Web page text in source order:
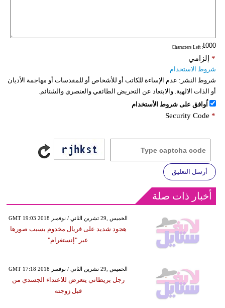
: Characters Left
إلزامي *
شروط الاستخدام
شروط النشر: عدم الإساءة للكاتب أو للأشخاص أو للمقدسات أو مهاجمة الأديان
أو الذات الالهية. والابتعاد عن التحريض الطائفي والعنصري والشتائم.
اُوافق على شروط الأستخدام
Security Code *
أرسل التعليق
أخبار ذات صلة
GMT 19:03 2018 الخميس ,29 تشرين الثاني / نوفمبر
هجود شديد على فريال مخدوم بسبب صورها
عبر "إنستغرام"
GMT 17:18 2018 الخميس ,29 تشرين الثاني / نوفمبر
رجل بريطاني يتعرض للاعتداء الجسدي من
قبل زوجته